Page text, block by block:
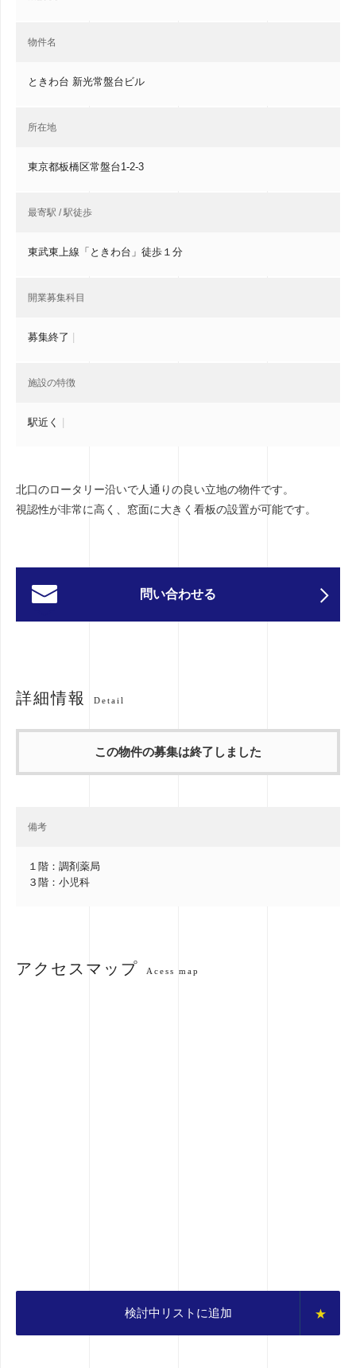
物件名
ときわ台 新光常盤台ビル
所在地
東京都板橋区常盤台1-2-3
最寄駅 / 駅徒歩
東武東上線「ときわ台」徒歩１分
開業募集科目
募集終了
施設の特徴
駅近く
北口のロータリー沿いで人通りの良い立地の物件です。
視認性が非常に高く、窓面に大きく看板の設置が可能です。
問い合わせる
詳細情報 Detail
この物件の募集は終了しました
備考
１階：調剤薬局
３階：小児科
アクセスマップ Acess map
検討中リストに追加